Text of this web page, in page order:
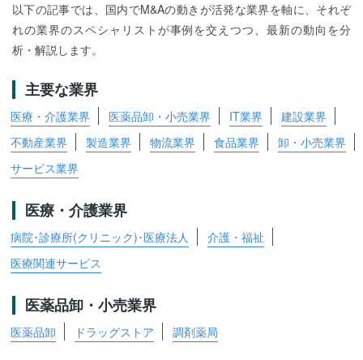
以下の記事では、国内でM&Aの動きが活発な業界を軸に、それぞ
れの業界のスペシャリストが事例を交えつつ、最新の動向を分
析・解説します。
主要な業界
医療・介護業界 医薬品卸・小売業界 IT業界
建設業界
不動産業界
製造業界 物流業界 食品業界
卸・小売業界
サービス業界
医療・介護業界
病院･診療所(クリニック)･医療法人
介護・福祉
医療関連サービス
医薬品卸・小売業界
医薬品卸 ドラッグストア 調剤薬局